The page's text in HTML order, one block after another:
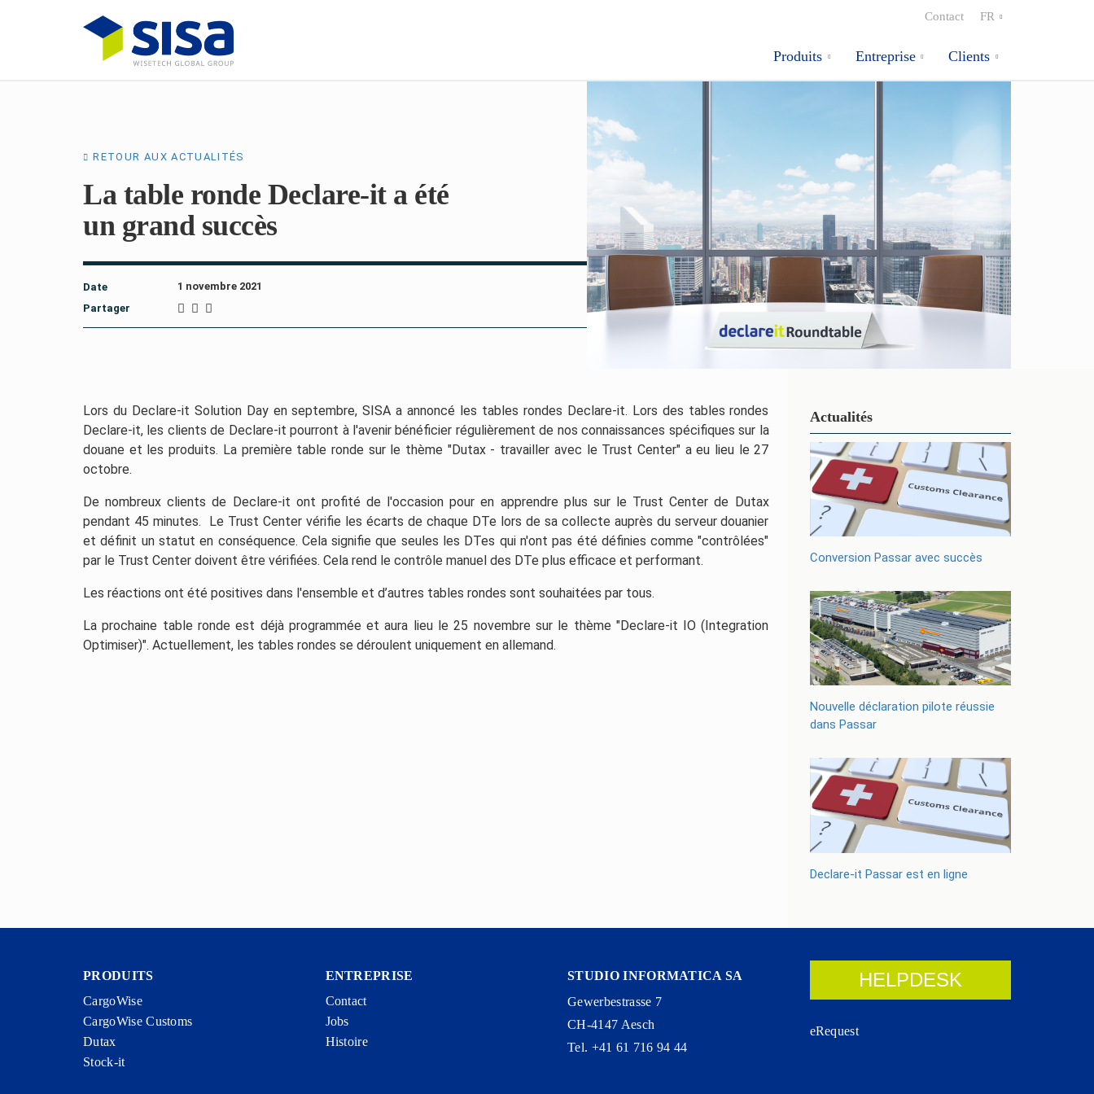
Produits Entreprise Clients
Contact FR
RETOUR AUX ACTUALITÉS
La table ronde Declare-it a été
un grand succès
Date
1 novembre 2021
Partager
Lors du Declare-it Solution Day en septembre, SISA a annoncé les tables rondes Declare-it. Lors des tables rondes
Declare-it, les clients de Declare-it pourront à l'avenir bénéficier régulièrement de nos connaissances spécifiques sur la
douane et les produits. La première table ronde sur le thème "Dutax - travailler avec le Trust Center" a eu lieu le 27
octobre.
De nombreux clients de Declare-it ont profité de l'occasion pour en apprendre plus sur le Trust Center de Dutax
pendant 45 minutes. Le Trust Center vérifie les écarts de chaque DTe lors de sa collecte auprès du serveur douanier
et définit un statut en conséquence. Cela signifie que seules les DTes qui n'ont pas été définies comme "contrôlées"
par le Trust Center doivent être vérifiées. Cela rend le contrôle manuel des DTe plus efficace et performant.
Les réactions ont été positives dans l'ensemble et d’autres tables rondes sont souhaitées par tous.
La prochaine table ronde est déjà programmée et aura lieu le 25 novembre sur le thème "Declare-it IO (Integration
Optimiser)". Actuellement, les tables rondes se déroulent uniquement en allemand.
Actualités
Conversion Passar avec succès
Nouvelle déclaration pilote réussie
dans Passar
Declare-it Passar est en ligne
PRODUITS
CargoWise
CargoWise Customs
Dutax
Stock-it
ENTREPRISE
Contact
Jobs
Histoire
STUDIO INFORMATICA SA
Gewerbestrasse 7
CH-4147 Aesch
Tel. +41 61 716 94 44
HELPDESK
eRequest